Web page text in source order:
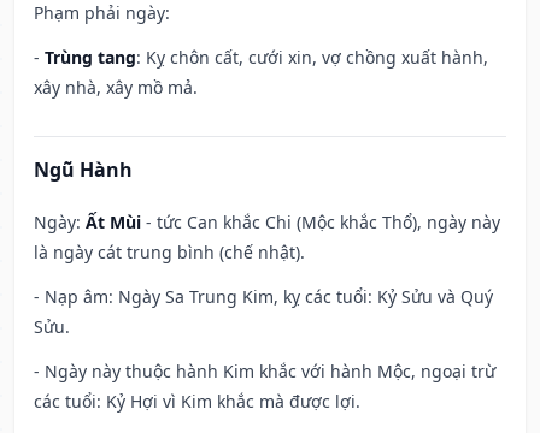
Phạm phải ngày:
- Trùng tang: Kỵ chôn cất, cưới xin, vợ chồng xuất hành,
xây nhà, xây mồ mả.
Ngũ Hành
Ngày: Ất Mùi - tức Can khắc Chi (Mộc khắc Thổ), ngày này
là ngày cát trung bình (chế nhật).
- Nạp âm: Ngày Sa Trung Kim, kỵ các tuổi: Kỷ Sửu và Quý
Sửu.
- Ngày này thuộc hành Kim khắc với hành Mộc, ngoại trừ
các tuổi: Kỷ Hợi vì Kim khắc mà được lợi.